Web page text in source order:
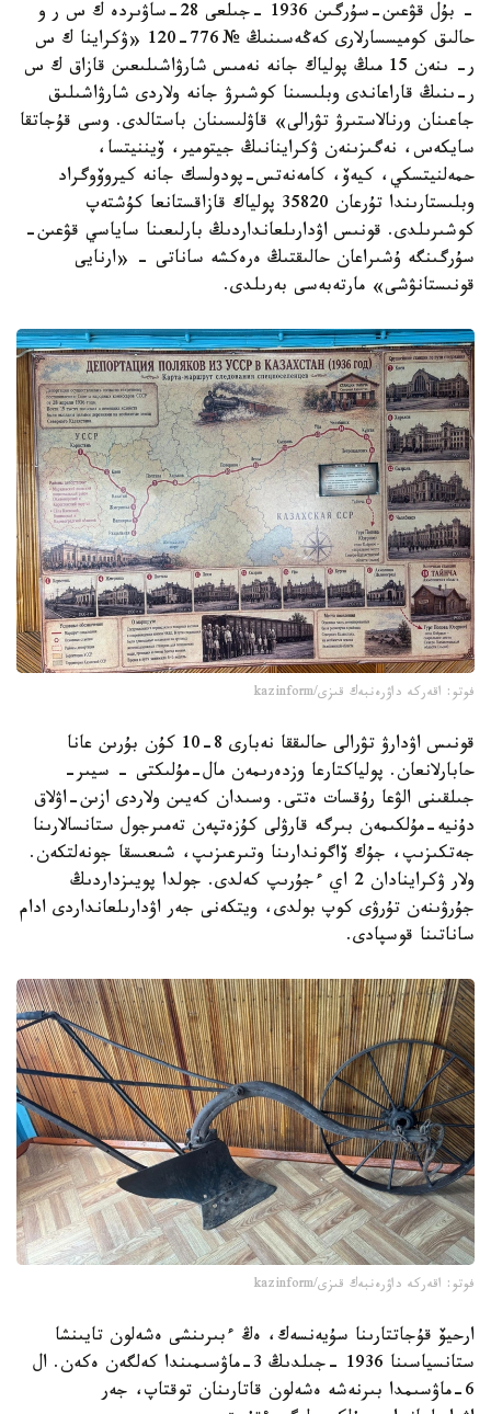
- بۇل قۋعىن-سۇرگىن 1936 -جىلعى 28-ساۋىردە ك س ر و
حالىق كوميسسارلارى كەڭەسىنىڭ № 776-120 «ۋكراينا ك س
ر- ىنەن 15 مىڭ پولياك جانە نەمىس شارۋاشىلىعىن قازاق ك س
ر-ىنىڭ قاراعاندى وبلىسىنا كوشىرۋ جانە ولاردى شارۋاشىلىق
جاعىنان ورنالاستىرۋ تۋرالى» قاۋلىسىنان باستالدى. وسى قۇجاتقا
سايكەس، نەگىزىنەن ۋكراينانىڭ جيتومير، ۆيننيتسا،
حمەلنيتسكي، كيەۆ، كامەنەتس-پودولسك جانە كيروۆوگراد
وبلىستارىندا تۇرعان 35820 پولياك قازاقستانعا كۇشتەپ
كوشىرىلدى. قونىس اۋدارىلعانداردىڭ بارلىعىنا ساياسي قۋعىن-
سۇرگىنگە ۇشىراعان حالىقتىڭ ەرەكشە ساناتى - «ارنايى
قونىستانۋشى» مارتەبەسى بەرىلدى.
فوتو: اقەركە داۋرەنبەك قىزى/kazinform
قونىس اۋدارۋ تۋرالى حالىققا نەبارى 8-10 كۇن بۇرىن عانا
حابارلانعان. پولياكتارعا وزدەرىمەن مال-مۇلىكتى - سيىر-
جىلقىنى الۋعا رۇقسات ەتتى. وسىدان كەيىن ولاردى ازىن-اۋلاق
دۇنيە-مۇلكىمەن بىرگە قارۋلى كۇزەتپەن تەمىرجول ستانسالارىنا
جەتكىزىپ، جۇك ۆاگوندارىنا وتىرعىزىپ، شىعىسقا جونەلتكەن.
ولار ۋكراينادان 2 اي ءجۇرىپ كەلدى. جولدا پويىزداردىڭ
جۇرۋىنەن تۇرۋى كوپ بولدى، ويتكەنى جەر اۋدارىلعانداردى ادام
ساناتىنا قوسپادى.
فوتو: اقەركە داۋرەنبەك قىزى/kazinform
ارحيۆ قۇجاتتارىنا سۇيەنسەك، ەڭ ءبىرىنشى ەشەلون تايىنشا
ستانسياسىنا 1936 -جىلدىڭ 3-ماۋسىمىندا كەلگەن ەكەن. ال
6-ماۋسىمدا بىرنەشە ەشەلون قاتارىنان توقتاپ، جەر